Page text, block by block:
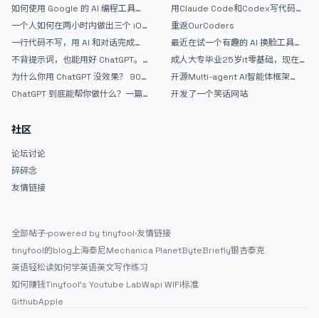
如何使用 Google 的 AI 编程工具
AntiGravity：独立开发者的新时代
武器
一个人如何在两小时内做出三个 iOS
APP？｜AntiGravity + Gemini 3 实
战完整记录
一行代码不写，用 AI 和对话完成一
个完整网站：《图书天堂》实战记录
不背提示词，也能用好 ChatGPT。
一个万能提问模板
为什么你用 ChatGPT 没效果？ 90%
的人第一步就问错了
ChatGPT 到底能帮你做什么？一篇
用Claude Code和Codex写代码真
的爽，但是App怎么挣钱还是很难啊
重返OurCoders
最近在试一个有趣的 AI 换脸工具，
效果挺不错
成人大专毕业25岁it零基础，现在想
考软件设计师，有什么好的建议吗，
谢谢！
开源Multi-agent AI智能体框架
aevatar.ai，欢迎大家贡献代码
开发了一个笑话网站
社区
论坛讨论
碎碎念
友情链接
全部帖子·powered by tinyfool·友情链接
tinyfool的blog上海泰尼Mechanica PlanetByteBriefly银杏泰克
英语轻松读如何学英语英文写作练习
如何赚钱Tinyfool's Youtube LabWapi WIFI标准
GithubApple